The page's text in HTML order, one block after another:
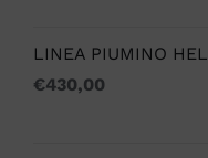
LINEA PIUMINO
€430,00